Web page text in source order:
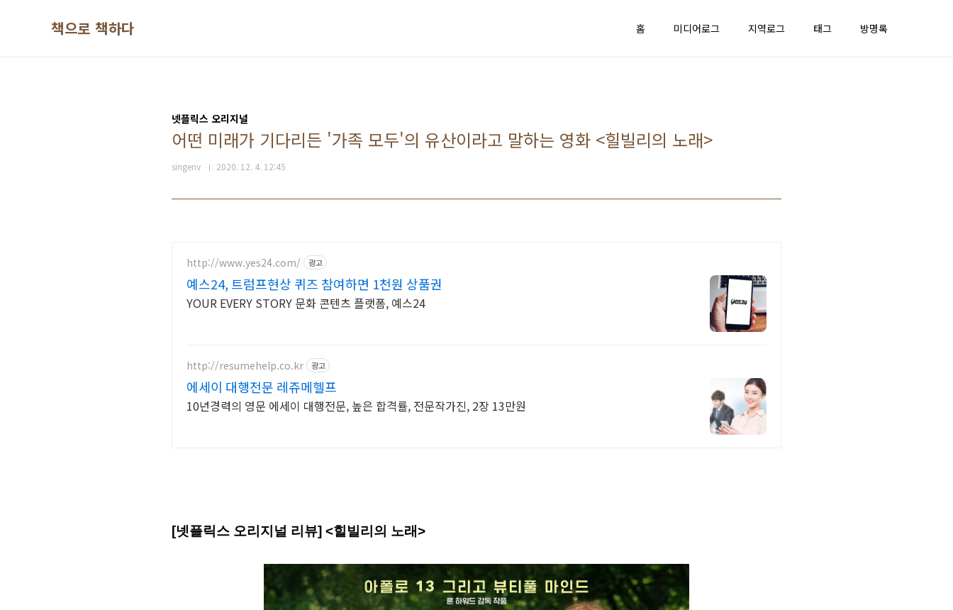
책으로 책하다 홈 미디어로그 지역로그 태그 방명록
넷플릭스 오리지널
어떤 미래가 기다리든 '가족 모두'의 유산이라고 말하는 영화 <힐빌리의 노래>
singenv 2020. 12. 4. 12:45
http://www.yes24.com/ 광고
예스24, 트럼프현상 퀴즈 참여하면 1천원 상품권
YOUR EVERY STORY 문화 콘텐츠 플랫폼, 예스24
http://resumehelp.co.kr 광고
에세이 대행전문 레쥬메헬프
10년경력의 영문 에세이 대행전문, 높은 합격률, 전문작가진, 2장 13만원
[넷플릭스 오리지널 리뷰] <힐빌리의 노래>